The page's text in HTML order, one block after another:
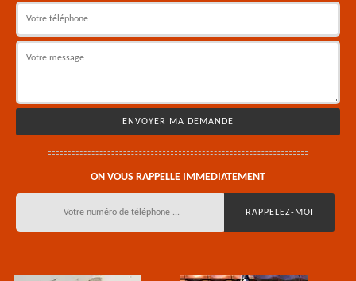
ON VOUS RAPPELLE IMMEDIATEMENT